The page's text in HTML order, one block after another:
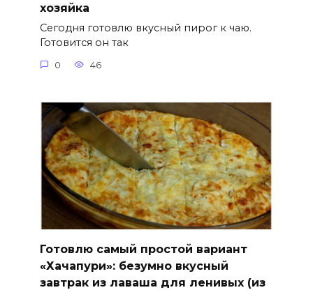
хозяйка
Сегодня готовлю вкусный пирог к чаю.
Готовится он так
0 46
Готовлю самый простой вариант
«Хачапури»: безумно вкусный
завтрак из лаваша для ленивых (из